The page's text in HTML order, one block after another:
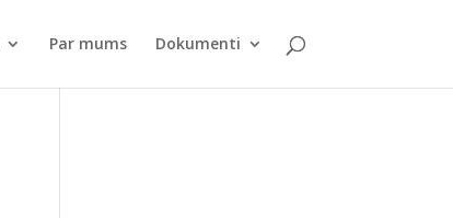
Par mums Dokumenti